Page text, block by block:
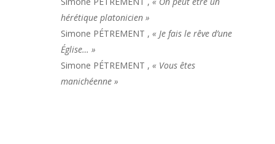
hérétique platonicien »
Simone PÉTREMENT , « Je fais le rêve d’une
Église… »
Simone PÉTREMENT , « Vous êtes
manichéenne »